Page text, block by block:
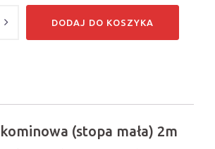
DODAJ DO KOSZYKA
(stopa mała) 2m